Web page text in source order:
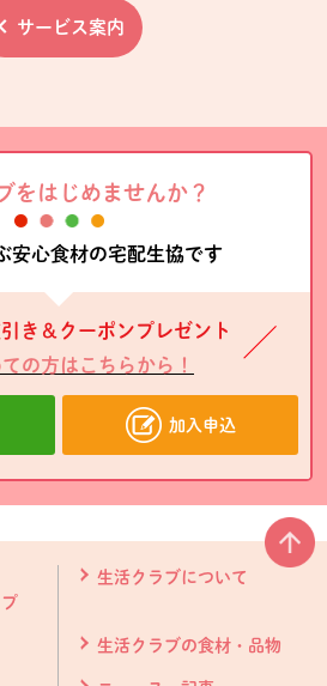
サービス案内
をはじめませんか？
安心食材の宅配生協です
き＆クーポンプレゼント
の方はこちらから！
加入申込
生活クラブについて
生活クラブの食材・品物